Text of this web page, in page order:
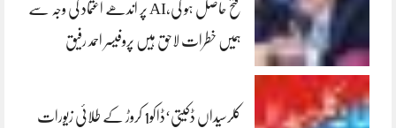
فتح حاصل ہو گی،AI پر اندھے اعتماد کی وجہ سے
ہمیں خطرات لاحق ہیں پروفیسر احمد رفیق
کلرسیداں ڈکیتی‘ڈاکو1 کروڑ کے طلائی زیورات